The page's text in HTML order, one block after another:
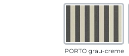
PORTO grau-creme